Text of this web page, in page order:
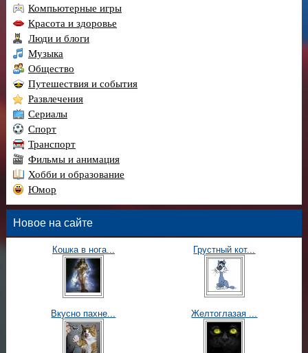
Компьютерные игры
Красота и здоровье
Люди и блоги
Музыка
Общество
Путешествия и события
Развлечения
Сериалы
Спорт
Транспорт
Фильмы и анимация
Хобби и образование
Юмор
Новое на сайте
Кошка в нога... Грустный кот...
Вкусно пахне... Желтоглазая ...